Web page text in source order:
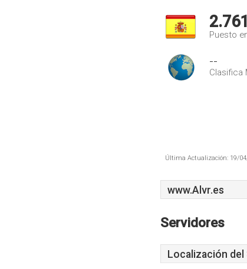
Puesto
--
Clasifica
Última Actualización: 19/
www.Alvr.es
Servidores
Localización